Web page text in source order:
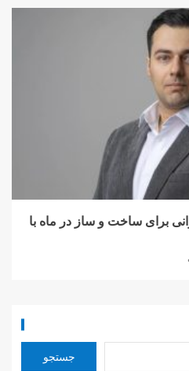
برای ساخت و ساز در ماه با
جستجو